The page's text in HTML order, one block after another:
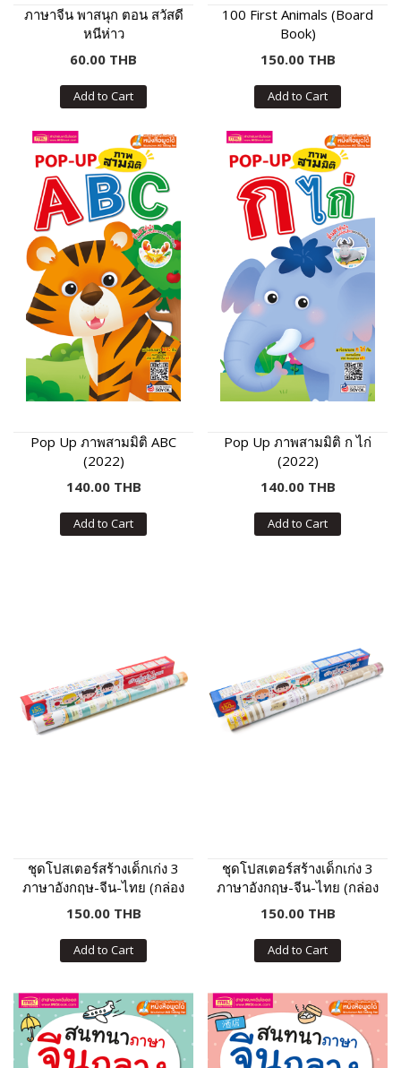
ภาษาจีน พาสนุก ตอน สวัสดี
หนีห่าว
60.00 THB
Add to Cart
100 First Animals (Board
Book)
150.00 THB
Add to Cart
Pop Up ภาพสามมิติ ABC
(2022)
140.00 THB
Add to Cart
Pop Up ภาพสามมิติ ก ไก่
(2022)
140.00 THB
Add to Cart
ชุดโปสเตอร์สร้างเด็กเก่ง 3
ภาษาอังกฤษ-จีน-ไทย (กล่อง
แดง)
150.00 THB
Add to Cart
ชุดโปสเตอร์สร้างเด็กเก่ง 3
ภาษาอังกฤษ-จีน-ไทย (กล่อง
น้ำเงิน)
150.00 THB
Add to Cart